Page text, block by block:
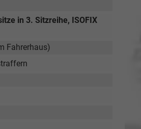
in 3. Sitzreihe, ISOFIX
Fahrerhaus)